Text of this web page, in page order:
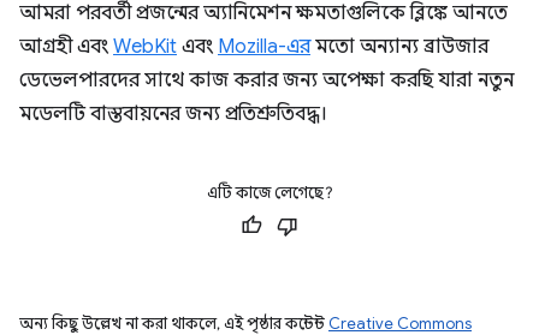
আমরা পরবর্তী প্রজন্মের অ্যানিমেশন ক্ষমতাগুলিকে ব্লিঙ্কে আনতে
আগ্রহী এবং WebKit এবং Mozilla-এরমতো অন্যান্য ব্রাউজার
ডেভেলপারদের সাথে কাজ করার জন্য অপেক্ষা করছি যারা নতুন
মডেলটি বাস্তবায়নের জন্য প্রতিশ্রুতিবদ্ধ।
এটি কাজে লেগেছে?
অন্য কিছু উল্লেখ না করা থাকলে, এই পৃষ্ঠার কন্টেন্ট Creative Commons